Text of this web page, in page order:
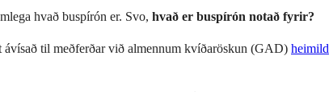
hvað buspírón er. Svo, hvað er buspírón notað fyrir?
til meðferðar við almennum kvíðaröskun (GAD) heimild